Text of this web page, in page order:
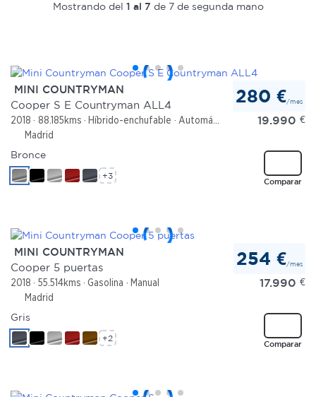
Mostrando del 1 al 7 de 7 de segunda mano
MINI COUNTRYMAN
Cooper S E Countryman ALL4
2018 88.185kms Híbrido-enchufable
Automático
Madrid
280 €/mes
19.990 €
Comparar
Bronce
+3
MINI COUNTRYMAN
Cooper 5 puertas
2018 55.514kms Gasolina
Manual
Madrid
254 €/mes
17.990 €
Comparar
Gris
+2